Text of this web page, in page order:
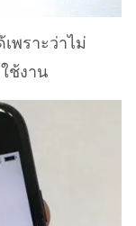
พราะว่าไม่
ช้งาน